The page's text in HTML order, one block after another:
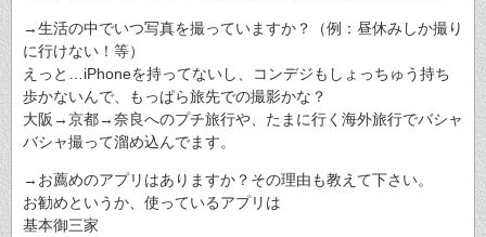
→生活の中でいつ写真を撮っていますか？（例：昼休みしか撮り
に行けない！等）
えっと…iPhoneを持ってないし、コンデジもしょっちゅう持ち
歩かないんで、もっぱら旅先での撮影かな？
大阪→京都→奈良へのプチ旅行や、たまに行く海外旅行でバシャ
バシャ撮って溜め込んでます。
→お薦めのアプリはありますか？その理由も教えて下さい。
お勧めというか、使っているアプリは
基本御三家